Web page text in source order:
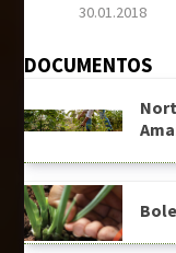
30.01.2018
DOCUMENTOS